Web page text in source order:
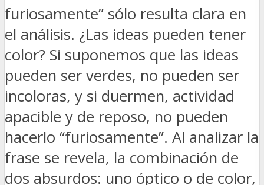
furiosamente” sólo resulta clara en
el análisis. ¿Las ideas pueden tener
color? Si suponemos que las ideas
pueden ser verdes, no pueden ser
incoloras, y si duermen, actividad
apacible y de reposo, no pueden
hacerlo “furiosamente”. Al analizar la
frase se revela, la combinación de
dos absurdos: uno óptico o de color,